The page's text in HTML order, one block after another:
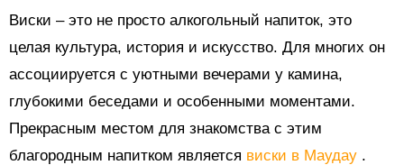
Виски – это не просто алкогольный напиток, это
целая культура, история и искусство. Для многих он
ассоциируется с уютными вечерами у камина,
глубокими беседами и особенными моментами.
Прекрасным местом для знакомства с этим
благородным напитком является виски в Маудау .